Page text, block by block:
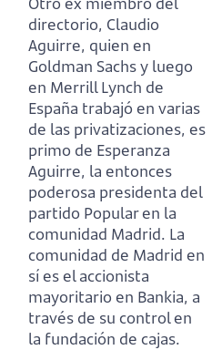
directorio, Claudio
Aguirre, quien en
Goldman Sachs y luego
en Merrill Lynch de
España trabajó en varias
de las privatizaciones, es
primo de Esperanza
Aguirre, la entonces
poderosa presidenta del
partido Popular en la
comunidad Madrid. La
comunidad de Madrid en
sí es el accionista
mayoritario en Bankia, a
través de su control en
la fundación de cajas.